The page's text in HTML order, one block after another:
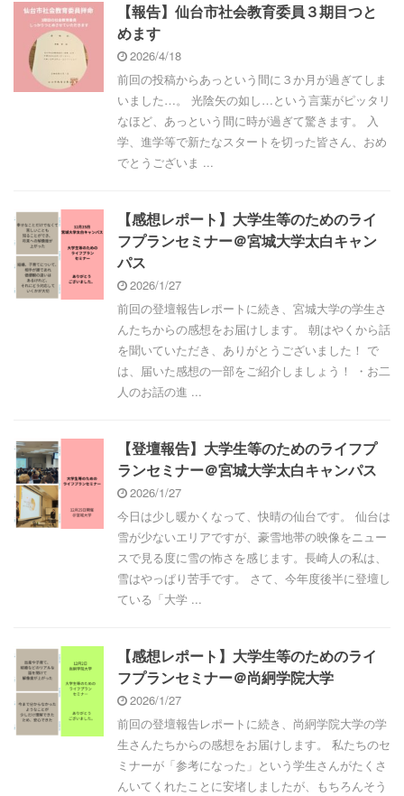
【報告】仙台市社会教育委員３期目つと
めます
2026/4/18
前回の投稿からあっという間に３か月が過ぎてしま
いました…。 光陰矢の如し…という言葉がピッタリ
なほど、あっという間に時が過ぎて驚きます。 入
学、進学等で新たなスタートを切った皆さん、おめ
でとうございま ...
【感想レポート】大学生等のためのライ
フプランセミナー＠宮城大学太白キャン
パス
2026/1/27
前回の登壇報告レポートに続き、宮城大学の学生さ
んたちからの感想をお届けします。 朝はやくから話
を聞いていただき、ありがとうございました！ で
は、届いた感想の一部をご紹介しましょう！ ・お二
人のお話の進 ...
【登壇報告】大学生等のためのライフプ
ランセミナー＠宮城大学太白キャンパス
2026/1/27
今日は少し暖かくなって、快晴の仙台です。 仙台は
雪が少ないエリアですが、豪雪地帯の映像をニュー
スで見る度に雪の怖さを感じます。長崎人の私は、
雪はやっぱり苦手です。 さて、今年度後半に登壇し
ている「大学 ...
【感想レポート】大学生等のためのライ
フプランセミナー＠尚絅学院大学
2026/1/27
前回の登壇報告レポートに続き、尚絅学院大学の学
生さんたちからの感想をお届けします。 私たちのセ
ミナーが「参考になった」という学生さんがたくさ
んいてくれたことに安堵しましたが、もちろんそう